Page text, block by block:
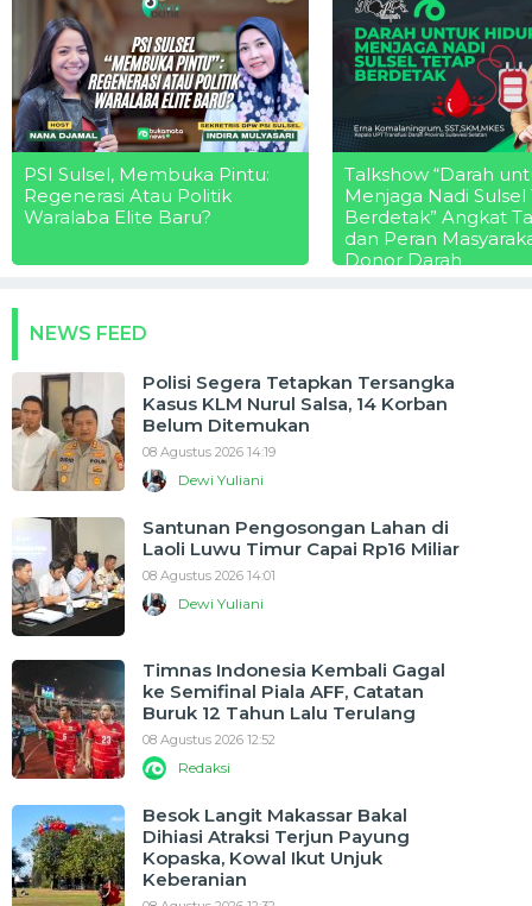
PSI Sulsel, Membuka Pintu:
Regenerasi Atau Politik
Waralaba Elite Baru?
Talkshow “Darah
Menjaga Nadi Sulsel
Berdetak” Angkat
dan Peran
Donor Darah
NEWS FEED
Polisi Segera Tetapkan Tersangka
Kasus KLM Nurul Salsa, 14 Korban
Belum Ditemukan
08 Agustus 2026 14:19
Dewi Yuliani
Santunan Pengosongan Lahan di
Laoli Luwu Timur Capai Rp16 Miliar
08 Agustus 2026 14:01
Dewi Yuliani
Timnas Indonesia Kembali Gagal
ke Semifinal Piala AFF, Catatan
Buruk 12 Tahun Lalu Terulang
08 Agustus 2026 12:52
Redaksi
Besok Langit Makassar Bakal
Dihiasi Atraksi Terjun Payung
Kopaska, Kowal Ikut Unjuk
Keberanian